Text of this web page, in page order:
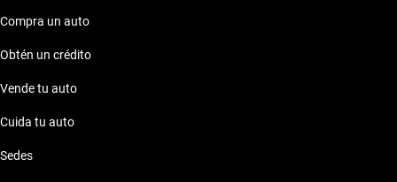
Compra un auto
Obtén un crédito
Vende tu auto
Cuida tu auto
Sedes